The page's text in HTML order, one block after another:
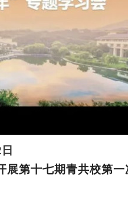
展第十七期青共校第